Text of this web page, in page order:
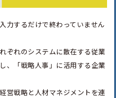
力するだけで終わっていません
ぞれのシステムに散在する従業
、「戦略人事」に活用する企業
営戦略と人材マネジメントを連